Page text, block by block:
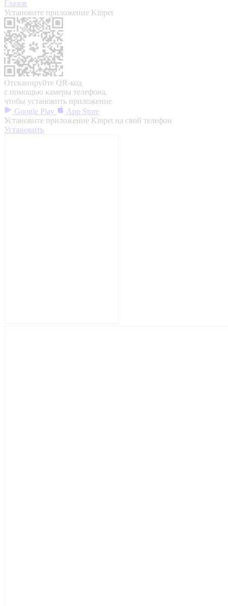
Глазов
Установите приложение Kinpet
Отсканируйте QR-код
с помощью камеры телефона,
чтобы установить приложение
Google Play
App Store
Установите приложение Kinpet на свой телефон
Установить